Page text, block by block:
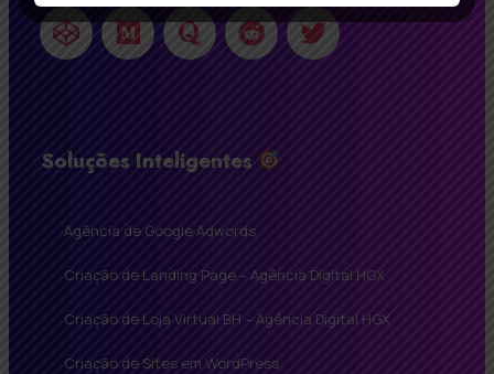
Soluções Inteligentes
Agência de Google Adwords
Criação de Landing Page – Agência Digital HGX
Criação de Loja Virtual BH – Agência Digital HGX
Criação de Sites em WordPress